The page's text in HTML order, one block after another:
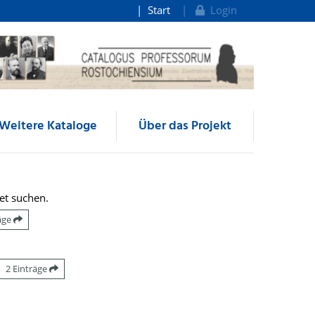
Start Login
Kataloge Über das Projekt
suchen.
2 Einträge